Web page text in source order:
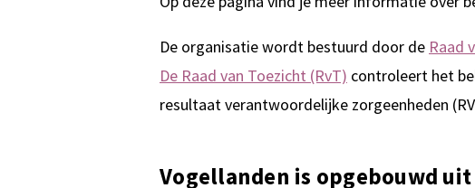
De organisatie wordt bestuurd door de Raad
De Raad van Toezicht (RvT) controleert het
resultaat verantwoordelijke zorgeenheden
Vogellanden is opgebouwd